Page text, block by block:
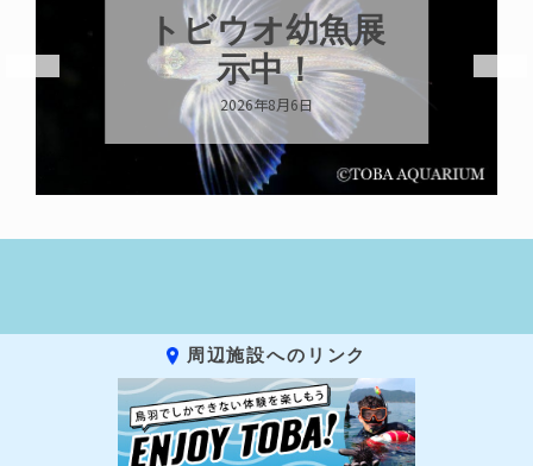
トビウオ幼魚展
示中！
2026年8月6日
周辺施設へのリンク